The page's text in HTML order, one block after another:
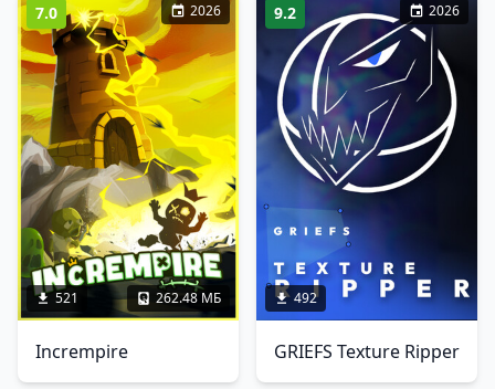
7.0 2026
521 262.48 МБ
Incrempire
9.2 2026
492
GRIEFS Texture Ripper